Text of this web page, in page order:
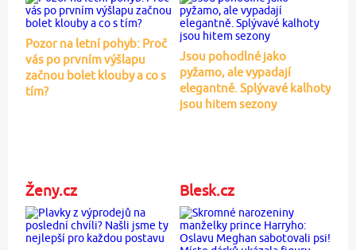
Pozor na letní pohyb: Proč
vás po prvním výšlapu
začnou bolet klouby a co s
tím?
Jsou pohodlné jako
pyžamo, ale vypadají
elegantně. Splývavé kalhoty
jsou hitem sezony
Ženy.cz Blesk.cz